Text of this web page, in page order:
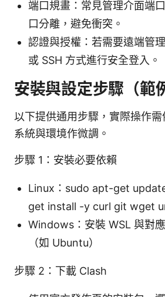
端口規畫：常見管理介面端
口分離，避免衝突。
認證與授權：若需要遠端管
或 SSH 方式進行安全登入。
安裝與設定步驟（範
以下提供通用步驟，實際操作
系統與環境作微調。
步驟 1：安裝必要依賴
Linux：sudo apt-get
get install -y curl git wget
Windows：安裝 WSL 與對
（如 Ubuntu）
步驟 2：下載 Clash